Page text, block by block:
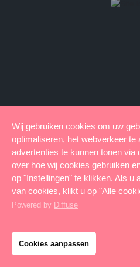
Wij gebruiken cookies om uw
optimaliseren, het webverkeer te
advertenties te kunnen tonen via
over hoe wij cookies gebruiken
op "Instellingen" te klikken. Als u
van cookies, klikt u op "Alle
Powered by Diffuse
Cookies aanpassen